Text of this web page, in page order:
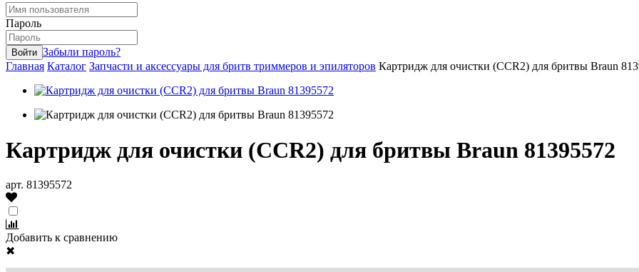
Пароль
Забыли пароль?
Главная Каталог Запчасти и аксессуары для бритв триммеров и эпиляторов Картридж для очистки (CCR2) для бритвы Braun
Картридж для очистки (CCR2) для бритвы Braun 81395572
арт. 81395572
Добавить к сравнению
✖